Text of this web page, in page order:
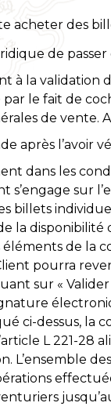
acheter des
de
à la validation
le fait de
de vente.
après l’avoir
dans les
s’engage sur
billets
la
de la
pourra
sur «
ci-dessus,
L 221-28
L’ensemble